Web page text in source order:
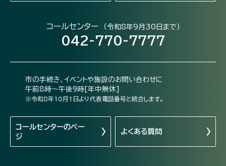
コールセンター （令和8年9月30日まで）
042-770-7777
市の手続き、イベントや施設のお問い合わせに
午前8時～午後9時[年中無休]
※令和8年10月1日より代表電話番号と統合します。
コールセンターのペー
ジ
よくある質問